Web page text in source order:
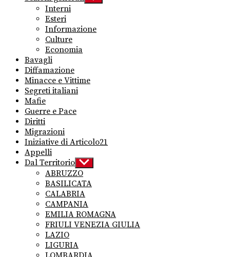
sub
Interni
Esteri
Informazione
Culture
Economia
Bavagli
Diffamazione
Minacce e Vittime
Segreti italiani
Mafie
Guerre e Pace
Diritti
Migrazioni
Iniziative di Articolo21
Appelli
Dal Territorio Show
sub
menu
ABRUZZO
BASILICATA
CALABRIA
CAMPANIA
EMILIA ROMAGNA
FRIULI VENEZIA GIULIA
LAZIO
LIGURIA